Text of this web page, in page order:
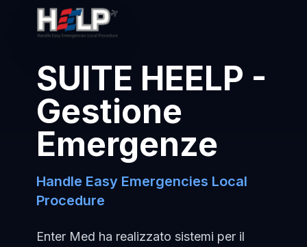
SUITE HEELP -
Gestione
Emergenze
Handle Easy Emergencies Local
Procedure
Enter Med ha realizzato sistemi per il